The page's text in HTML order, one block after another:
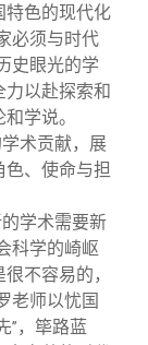
特色的现代化
必须与时代
史眼光的学
力以赴探索和
学说。
术贡献，展
、使命与担
学术需要新
科学的崎岖
不容易的，
老师以忧国
” ，筚路蓝